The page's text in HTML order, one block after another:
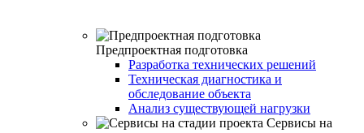
Предпроектная подготовка
Разработка технических решений
Техническая диагностика и
обследование объекта
Анализ существующей нагрузки
Сервисы на